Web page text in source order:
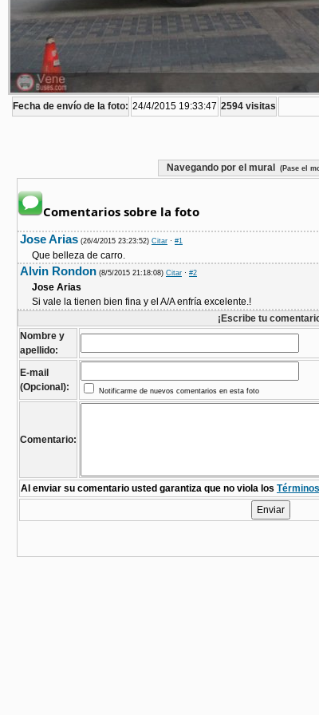
Fecha de envío de la foto: 24/4/2015 19:33:47 2594 visitas
Navegando por el mural (Pase el
Comentarios sobre la foto
Jose Arias (26/4/2015 23:23:52) Citar · #1
Que belleza de carro.
Alvin Rondon (8/5/2015 21:18:08) Citar · #2
Jose Arias
Si vale la tienen bien fina y el A/A enfría excelente.!
¡Escribe tu
Nombre y
apellido:
E-mail
(Opcional):
Notificarme de nuevos comentarios en esta foto
Comentario:
Al enviar su comentario usted garantiza que no viola los